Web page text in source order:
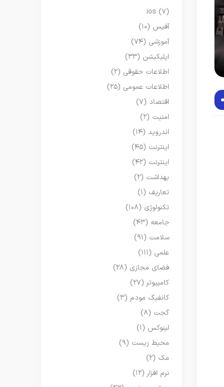
ios (۷)
آفیس (۱۰)
آموزشی (۷۴)
اپلیکیشن (۳۳)
اطلاعات حقوقی (۲)
اطلاعات عمومی (۲۵)
اقتصاد (۷)
امنیت (۲)
اندروید (۱۴)
اینترنت (۴۵)
اینترنت (۴۲)
بهداشت (۲)
تعاریف (۱)
تکنولوژی (۱۰۸)
جامعه (۴۳)
سلامت (۹۱)
علمی (۱۱۱)
فضای مجازی (۲۸)
کامپیوتر(۲۷)
کانفیگ مودم (۳)
گجت (۸)
لینوکس (۱)
محیط زیست (۹)
مک (۲)
نرم افزار(۱۲)